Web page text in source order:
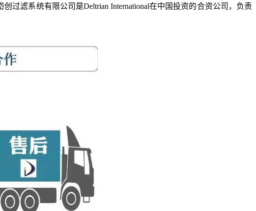
过滤系统有限公司是Deltrian International在中国投资的合资公司，负责